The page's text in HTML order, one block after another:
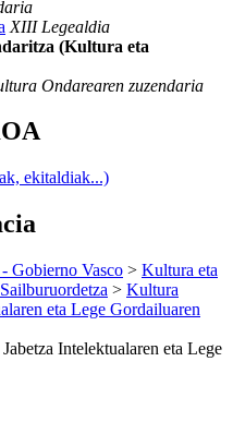
XIII Legealdia
(Kultura eta
Ondarearen zuzendaria
ekitaldiak...)
Gobierno Vasco > Kultura eta
> Kultura
eta Lege Gordailuaren
Intelektualaren eta Lege